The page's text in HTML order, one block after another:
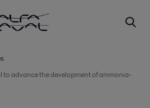
to advance the development of ammonia-